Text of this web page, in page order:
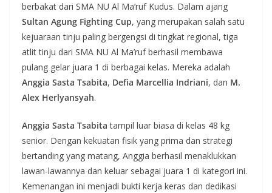
berbakat dari SMA NU Al Ma’ruf Kudus. Dalam ajang
Sultan Agung Fighting Cup, yang merupakan salah satu
kejuaraan tinju paling bergengsi di tingkat regional, tiga
atlit tinju dari SMA NU Al Ma’ruf berhasil membawa
pulang gelar juara 1 di berbagai kelas. Mereka adalah
Anggia Sasta Tsabita, Defia Marcellia Indriani, dan M.
Alex Herlyansyah.
Anggia Sasta Tsabita tampil luar biasa di kelas 48 kg
senior. Dengan kekuatan fisik yang prima dan strategi
bertanding yang matang, Anggia berhasil menaklukkan
lawan-lawannya dan keluar sebagai juara 1 di kategori ini.
Kemenangan ini menjadi bukti kerja keras dan dedikasi